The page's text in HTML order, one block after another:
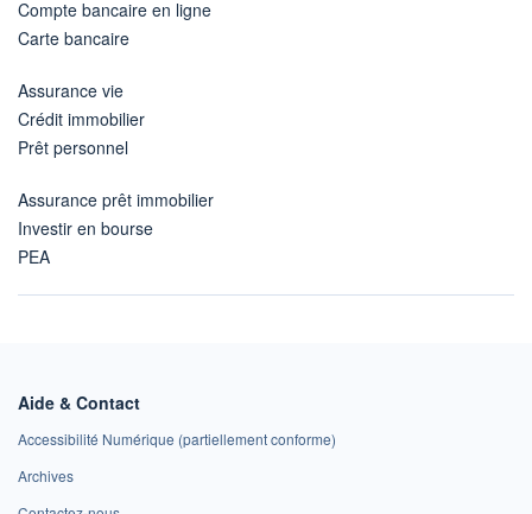
Compte bancaire en ligne
Carte bancaire
Assurance vie
Crédit immobilier
Prêt personnel
Assurance prêt immobilier
Investir en bourse
PEA
Aide & Contact
Accessibilité Numérique (partiellement conforme)
Archives